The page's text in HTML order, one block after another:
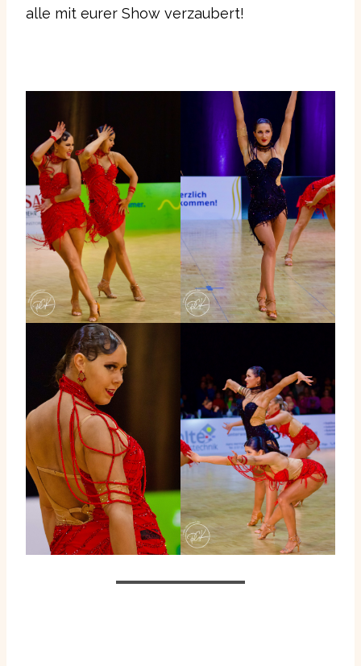
alle mit eurer Show verzaubert!